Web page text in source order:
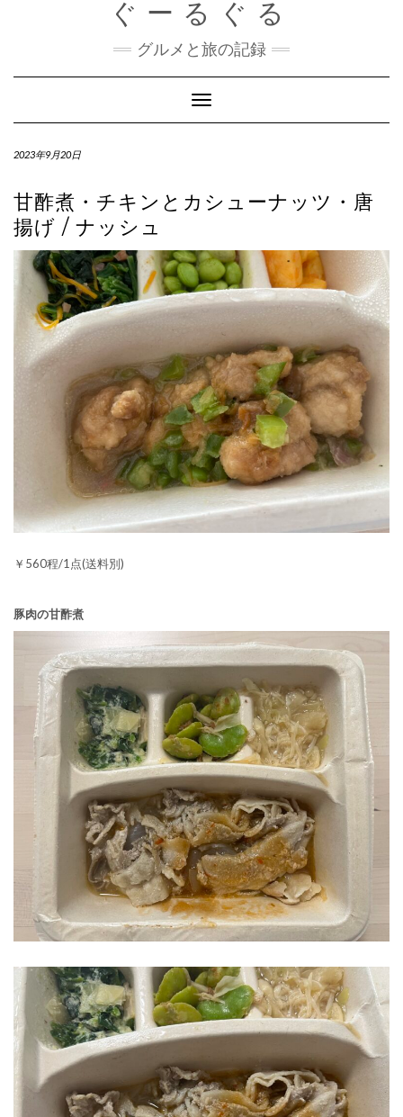
ぐーるぐる
グルメと旅の記録
Toggle
Navigation
2023年9月20日
甘酢煮・チキンとカシューナッツ・唐
揚げ / ナッシュ
￥560程/1点(送料別)
豚肉の甘酢煮